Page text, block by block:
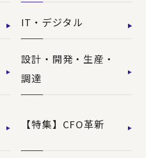
IT・デジタル
設計・開発・生産・
調達
【特集】CFO革新